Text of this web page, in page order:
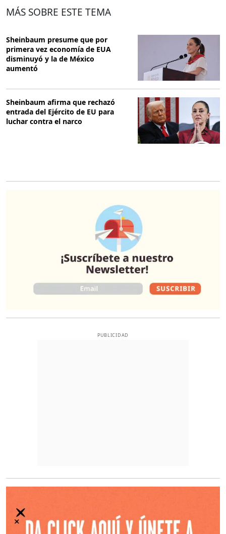
MÁS SOBRE ESTE TEMA
Sheinbaum presume que por
primera vez economía de EUA
disminuyó y la de México
aumentó
Sheinbaum afirma que rechazó
entrada del Ejército de EU para
luchar contra el narco
PUBLICIDAD